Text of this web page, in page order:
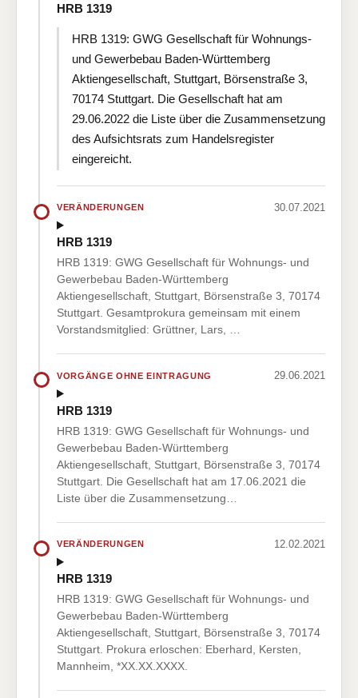
HRB 1319
HRB 1319: GWG Gesellschaft für Wohnungs-
und Gewerbebau Baden-Württemberg
Aktiengesellschaft, Stuttgart, Börsenstraße 3,
70174 Stuttgart. Die Gesellschaft hat am
29.06.2022 die Liste über die Zusammensetzung
des Aufsichtsrats zum Handelsregister
eingereicht.
VERÄNDERUNGEN 30.07.2021
HRB 1319
HRB 1319: GWG Gesellschaft für Wohnungs- und
Gewerbebau Baden-Württemberg
Aktiengesellschaft, Stuttgart, Börsenstraße 3, 70174
Stuttgart. Gesamtprokura gemeinsam mit einem
Vorstandsmitglied: Grüttner, Lars, …
VORGÄNGE OHNE EINTRAGUNG 29.06.2021
HRB 1319
HRB 1319: GWG Gesellschaft für Wohnungs- und
Gewerbebau Baden-Württemberg
Aktiengesellschaft, Stuttgart, Börsenstraße 3, 70174
Stuttgart. Die Gesellschaft hat am 17.06.2021 die
Liste über die Zusammensetzung…
VERÄNDERUNGEN 12.02.2021
HRB 1319
HRB 1319: GWG Gesellschaft für Wohnungs- und
Gewerbebau Baden-Württemberg
Aktiengesellschaft, Stuttgart, Börsenstraße 3, 70174
Stuttgart. Prokura erloschen: Eberhard, Kersten,
Mannheim, *XX.XX.XXXX.